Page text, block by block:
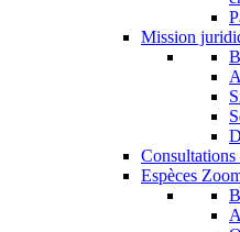
Mission
Espèces